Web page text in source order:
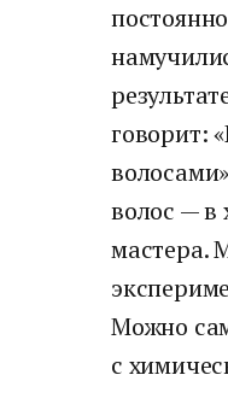
говорит:
волос — в
мастера.
Можно
с